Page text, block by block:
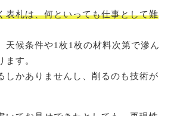
表札は、何といっても仕事として難
天候条件や1枚1枚の材料次第で滲ん
ます。
しかありませんし、削るのも技術が